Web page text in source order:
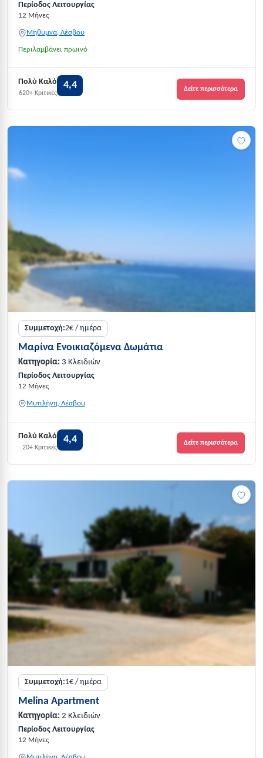
Περίοδος Λειτουργίας
12 Μήνες
Μήθυμνα, Λέσβου
Περιλαμβάνει πρωινό
Πολύ Καλό
620+ Κριτικές
4,4 Δείτε περισσότερα
Συμμετοχή:2€ / ημέρα
Μαρίνα Ενοικιαζόμενα Δωμάτια
Κατηγορία: 3 Κλειδιών
Περίοδος Λειτουργίας
12 Μήνες
Μυτιλήνη, Λέσβου
Πολύ Καλό
20+ Κριτικές
4,4 Δείτε περισσότερα
Συμμετοχή:1€ / ημέρα
Melina Apartment
Κατηγορία: 2 Κλειδιών
Περίοδος Λειτουργίας
12 Μήνες